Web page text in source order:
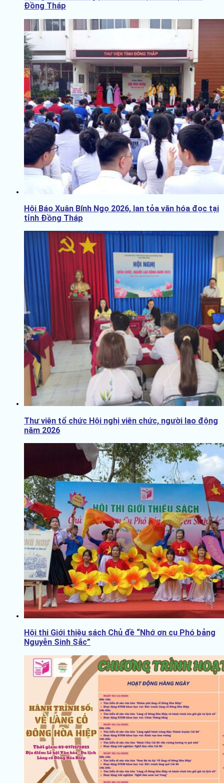
Đồng Tháp
Hội Báo Xuân Bính Ngọ 2026, lan tỏa văn hóa đọc tại
tỉnh Đồng Tháp
Thư viện tổ chức Hội nghị viên chức, người lao động
năm 2026
Hội thi Giới thiệu sách Chủ đề “Nhớ ơn cụ Phó bảng
Nguyễn Sinh Sắc”